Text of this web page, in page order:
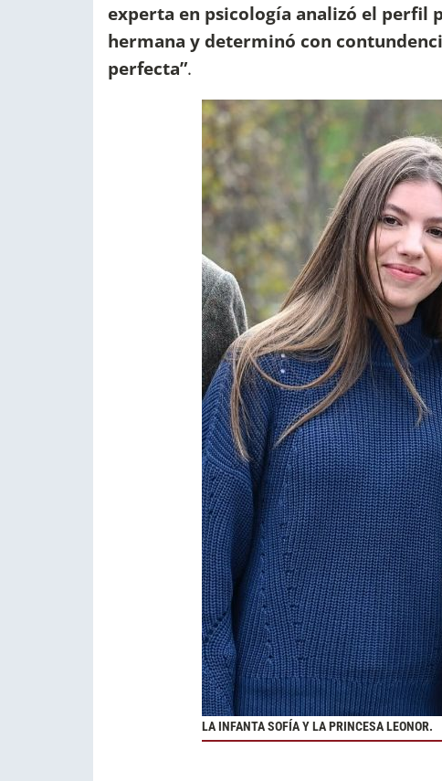
experta en psicología analizó el perfil
hermana y determinó con
perfecta”.
LA INFANTA SOFÍA Y LA PRINCESA LEONOR.